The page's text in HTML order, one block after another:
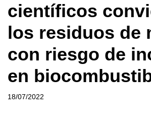
científicos
los residuos de
con riesgo de
en
18/07/2022